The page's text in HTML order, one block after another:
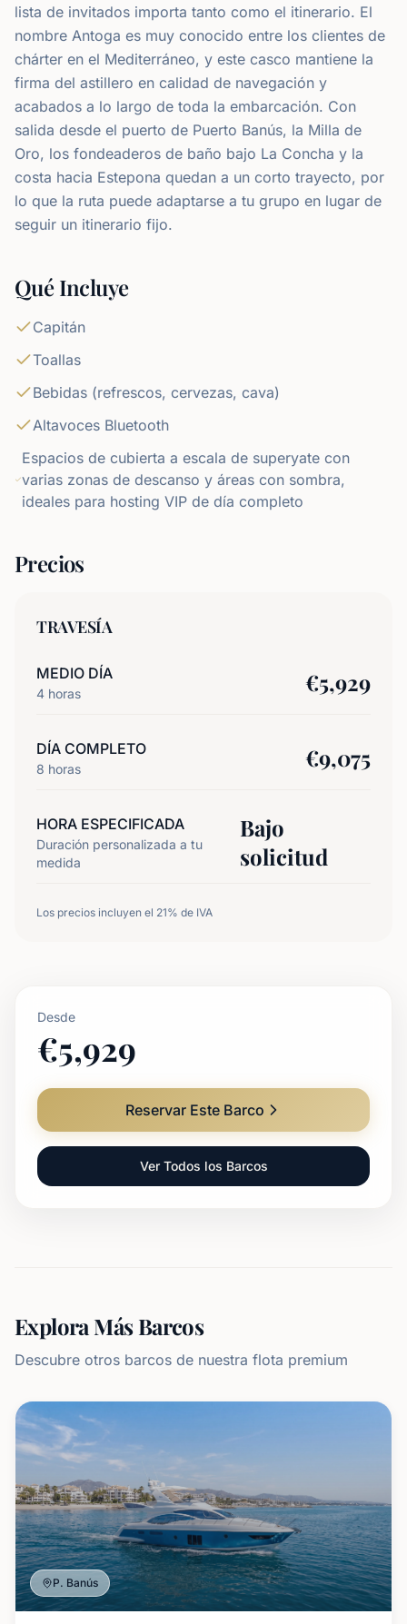
lista de invitados importa tanto como el itinerario. El
nombre Antoga es muy conocido entre los clientes de
chárter en el Mediterráneo, y este casco mantiene la
firma del astillero en calidad de navegación y
acabados a lo largo de toda la embarcación. Con
salida desde el puerto de Puerto Banús, la Milla de
Oro, los fondeaderos de baño bajo La Concha y la
costa hacia Estepona quedan a un corto trayecto, por
lo que la ruta puede adaptarse a tu grupo en lugar de
seguir un itinerario fijo.
Qué Incluye
Capitán
Toallas
Bebidas (refrescos, cervezas, cava)
Altavoces Bluetooth
Espacios de cubierta a escala de superyate con
varias zonas de descanso y áreas con sombra,
ideales para hosting VIP de día completo
Precios
TRAVESÍA
MEDIO DÍA
4 horas €5,929
DÍA COMPLETO
8 horas €9,075
HORA ESPECIFICADA
Duración personalizada a tu
medida
Bajo
solicitud
Los precios incluyen el 21% de IVA
Desde
€5,929
Reservar Este Barco
Ver Todos los Barcos
Explora Más Barcos
Descubre otros barcos de nuestra flota premium
P. Banús